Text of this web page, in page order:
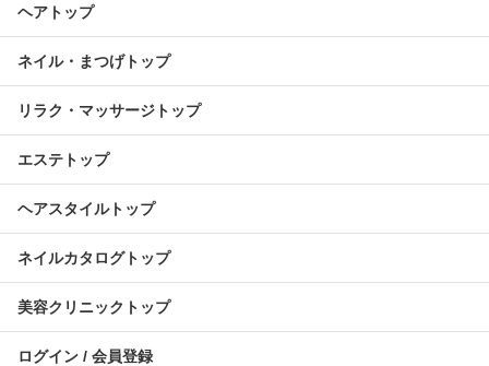
ヘアトップ
ネイル・まつげトップ
リラク・マッサージトップ
エステトップ
ヘアスタイルトップ
ネイルカタログトップ
美容クリニックトップ
ログイン / 会員登録